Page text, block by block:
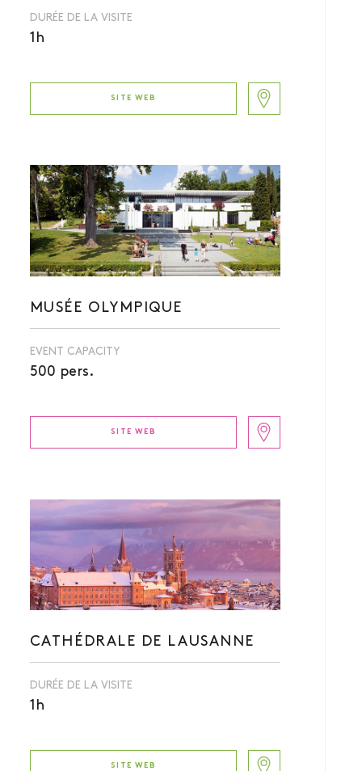
DURÉE DE LA VISITE
1h
SITE WEB
MUSÉE OLYMPIQUE
EVENT CAPACITY
500 pers.
SITE WEB
CATHÉDRALE DE LAUSANNE
DURÉE DE LA VISITE
1h
SITE WEB